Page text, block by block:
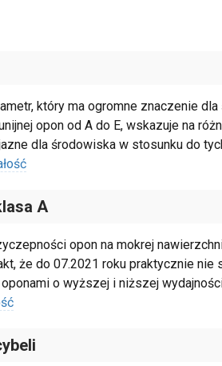
który ma ogromne znaczenie
opon od A do E, wskazuje na
dla środowiska w stosunku do
A
opon na mokrej
że do 07.2021 roku praktycznie nie
o wyższej i niższej